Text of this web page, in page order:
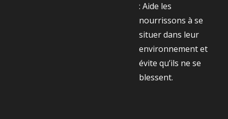
: Aide les
nourrissons à se
situer dans leur
environnement et
évite qu’ils ne se
blessent.